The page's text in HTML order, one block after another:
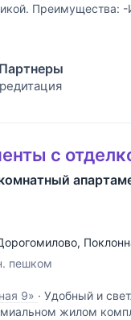
Преимущества:
с
,
пешком
9» · Удобный и
жилом